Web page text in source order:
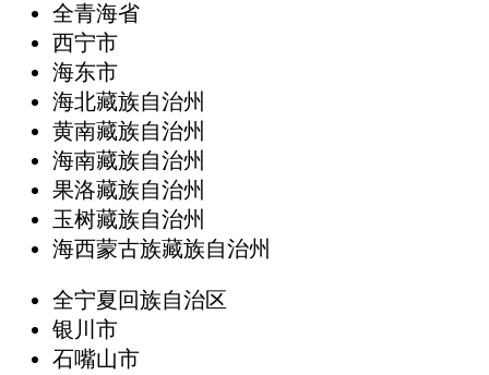
全青海省
西宁市
海东市
海北藏族自治州
黄南藏族自治州
海南藏族自治州
果洛藏族自治州
玉树藏族自治州
海西蒙古族藏族自治州
全宁夏回族自治区
银川市
石嘴山市